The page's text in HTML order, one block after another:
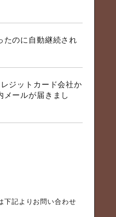
たのに自動継続され
ジットカード会社か
メールが届きまし
下記よりお問い合わせ